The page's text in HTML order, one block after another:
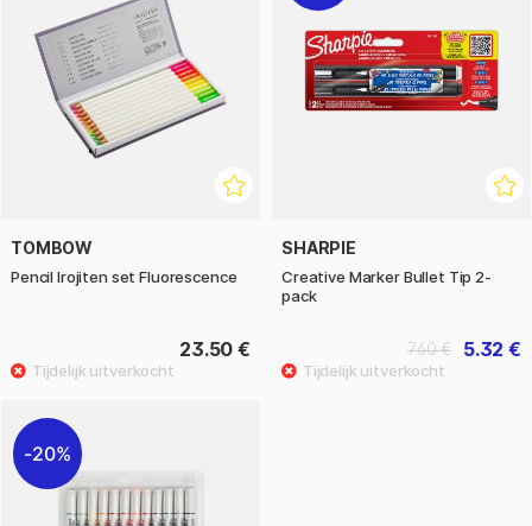
TOMBOW
Pencil Irojiten set Fluorescence
23.50 €
SHARPIE
Creative Marker Bullet Tip 2-
pack
5.32 €
7.60 €
20%